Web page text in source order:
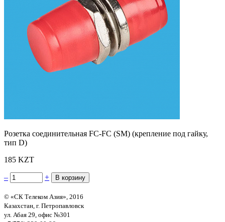
Розетка соединительная FC-FC (SM) (крепление под гайку,
тип D)
185 KZT
– +
© «СК Телеком Азия», 2016
Казахстан, г. Петропавловск
ул. Абая 29, офис №301